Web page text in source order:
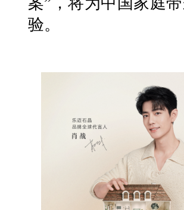
验。